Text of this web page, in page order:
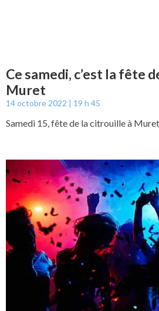
Ce samedi, c’est la fête
Muret
14 octobre 2022 19 h 45
Samedi 15, fête de la citrouille à